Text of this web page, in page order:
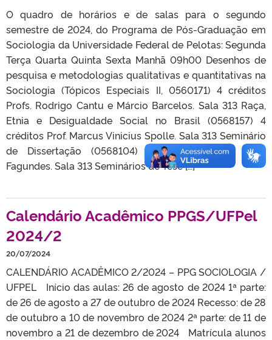
O quadro de horários e de salas para o segundo
semestre de 2024, do Programa de Pós-Graduação em
Sociologia da Universidade Federal de Pelotas: Segunda
Terça Quarta Quinta Sexta Manhã 09h00 Desenhos de
pesquisa e metodologias qualitativas e quantitativas na
Sociologia (Tópicos Especiais II, 0560171) 4 créditos
Profs. Rodrigo Cantu e Márcio Barcelos. Sala 313 Raça,
Etnia e Desigualdade Social no Brasil (0568157) 4
créditos Prof. Marcus Vinicius Spolle. Sala 313 Seminário
de Dissertação (0568104) 2 créditos Profa. Mari
Fagundes. Sala 313 Seminários de Tese […]
Calendário Acadêmico PPGS/UFPel
2024/2
20/07/2024
CALENDÁRIO ACADÊMICO 2/2024 – PPG SOCIOLOGIA /
UFPEL Início das aulas: 26 de agosto de 2024 1ª parte:
de 26 de agosto a 27 de outubro de 2024 Recesso: de 28
de outubro a 10 de novembro de 2024 2ª parte: de 11 de
novembro a 21 de dezembro de 2024 Matrícula alunos